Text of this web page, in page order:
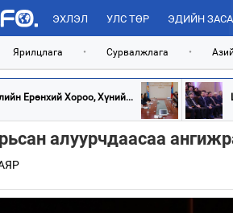
ЭХЛЭЛ УЛС ТӨР ЭДИЙН
Ярилцлага • Сурвалжлага •
Ерөнхий Хороо, Хүний...
алуурчдаасаа